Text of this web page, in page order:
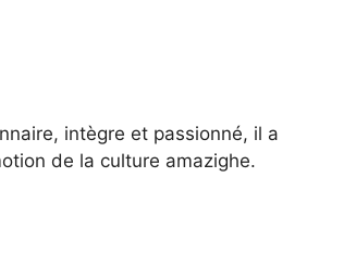
intègre et passionné, il a
de la culture amazighe.